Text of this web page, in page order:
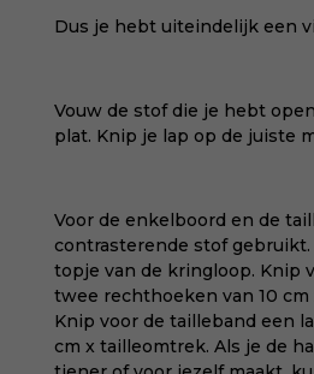
Dus je hebt uiteindelijk een
Vouw de stof die je hebt
plat. Knip je lap op de juiste
Voor de enkelboord en de
contrasterende stof
topje van de kringloop. Knip
twee rechthoeken van 10
Knip voor de tailleband een
cm x tailleomtrek. Als je de